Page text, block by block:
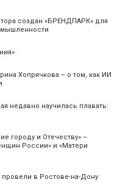
создан «БРЕНДПАРК» для
Хопрячкова – о том, как ИИ
недавно научилась плавать:
городу и Отечеству» –
России» и «Матери
в Ростове-на-Дону